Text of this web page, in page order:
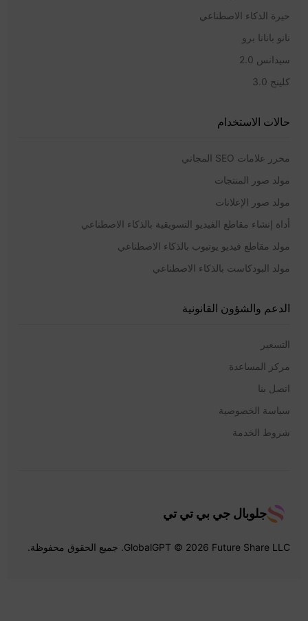
حيرة الذكاء الاصطناعي
نانو بانانا برو
سيدانس 2.0
كلينج 3.0
حالات الاستخدام
محرر علامات SEO المجاني
مولد صور المنتجات
مولد صور الإعلانات
أداة إنشاء مقاطع الفيديو التسويقية بالذكاء الاصطناعي
مولد مقاطع فيديو يوتيوب بالذكاء الاصطناعي
مولد البودكاست بالذكاء الاصطناعي
الدعم والشؤون القانونية
التسعير
مركز المساعدة
اتصل بنا
سياسة الخصوصية
شروط الخدمة
جلوبال جي بي تي تي
GlobalGPT © 2026 Future Share LLC. جميع الحقوق محفوظة.